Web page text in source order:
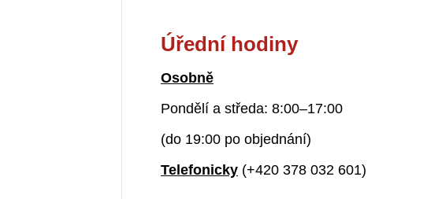
Úřední hodiny
Osobně
Pondělí a středa: 8:00–17:00
(do 19:00 po objednání)
Telefonicky(+420 378 032 601)